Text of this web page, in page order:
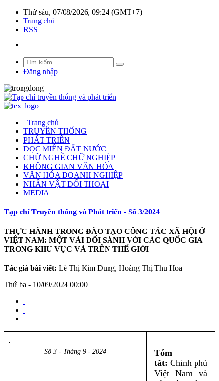
Thứ sáu, 07/08/2026, 09:24 (GMT+7)
Trang chủ
RSS
Đăng nhập
Trang chủ
TRUYỀN THỐNG
PHÁT TRIỂN
DỌC MIỀN ĐẤT NƯỚC
CHỮ NGHỀ CHỮ NGHIỆP
KHÔNG GIAN VĂN HÓA
VĂN HÓA DOANH NGHIỆP
NHÂN VẬT ĐỐI THOẠI
MEDIA
Tạp chí Truyền thống và Phát triển - Số 3/2024
THỰC HÀNH TRONG ĐÀO TẠO CÔNG TÁC XÃ HỘI Ở
VIỆT NAM: MỘT VÀI ĐỐI SÁNH VỚI CÁC QUỐC GIA
TRONG KHU VỰC VÀ TRÊN THẾ GIỚI
Tác giả bài viết: Lê Thị Kim Dung, Hoàng Thị Thu Hoa
Thứ ba - 10/09/2024 00:00
Số 3 - Tháng 9 - 2024
Tóm
tắt: Chính phủ
Việt Nam và